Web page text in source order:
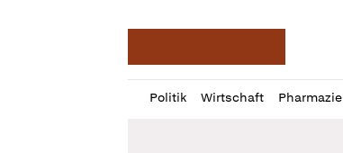
Politik Wirtschaft Pharmazie
Profil
öffnen
Daz
Pur